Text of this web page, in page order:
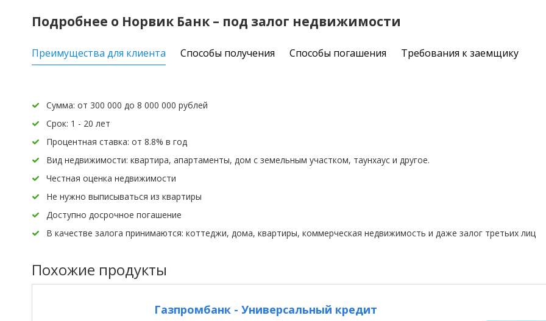
Подробнее о Норвик Банк – под залог недвижимости
Преимущества для клиента Способы получения Способы погашения Требования к заемщику
Сумма: от 300 000 до 8 000 000 рублей
Срок: 1 - 20 лет
Процентная ставка: от 8.8% в год
Вид недвижимости: квартира, апартаменты, дом с земельным участком, таунхаус и другое.
Честная оценка недвижимости
Не нужно выписываться из квартиры
Доступно досрочное погашение
В качестве залога принимаются: коттеджи, дома, квартиры, коммерческая недвижимость и даже залог третьих лиц
Похожие продукты
Газпромбанк - Универсальный кредит